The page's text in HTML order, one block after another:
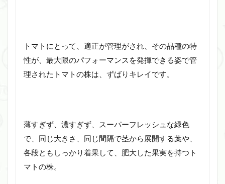
トマトにとって、適正が管理がされ、その品種の特
性が、最大限のパフォーマンスを発揮できる姿で管
理されたトマトの株は、ずばりキレイです。
薄すぎず、濃すぎず、スーパーフレッシュな緑色
で、同じ大きさ、同じ間隔で茎から展開する葉や、
各段ともしっかり着果して、肥大した果実を持つト
マトの株。